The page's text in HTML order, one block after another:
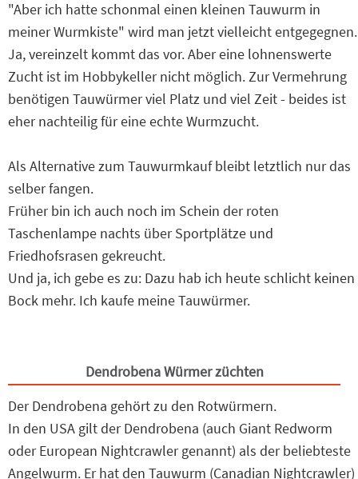
"Aber ich hatte schonmal einen kleinen Tauwurm in
meiner Wurmkiste" wird man jetzt vielleicht entgegegnen.
Ja, vereinzelt kommt das vor. Aber eine lohnenswerte
Zucht ist im Hobbykeller nicht möglich. Zur Vermehrung
benötigen Tauwürmer viel Platz und viel Zeit - beides ist
eher nachteilig für eine echte Wurmzucht.
Als Alternative zum Tauwurmkauf bleibt letztlich nur das
selber fangen.
Früher bin ich auch noch im Schein der roten
Taschenlampe nachts über Sportplätze und
Friedhofsrasen gekreucht.
Und ja, ich gebe es zu: Dazu hab ich heute schlicht keinen
Bock mehr. Ich kaufe meine Tauwürmer.
Dendrobena Würmer züchten
Der Dendrobena gehört zu den Rotwürmern.
In den USA gilt der Dendrobena (auch Giant Redworm
oder European Nightcrawler genannt) als der beliebteste
Angelwurm. Er hat den Tauwurm (Canadian Nightcrawler)